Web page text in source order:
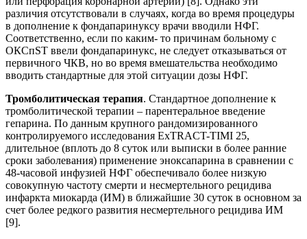
различия отсутствовали в случаях, когда во время процедуры
в дополнение к фондапаринуксу врачи вводили НФГ.
Соответственно, если по каким- то причинам больному c
ОКСпST ввели фондапаринукс, не следует отказываться от
первичного ЧКВ, но во время вмешательства необходимо
вводить стандартные для этой ситуации дозы НФГ.
Тромболитическая терапия. Стандартное дополнение к
тромболитической терапии – парентеральное введение
гепарина. По данным крупного рандомизированного
контролируемого исследования ExTRACT-TIMI 25,
длительное (вплоть до 8 суток или выписки в более ранние
сроки заболевания) применение эноксапарина в сравнении c
48-часовой инфузией НФГ обеспечивало более низкую
совокупную частоту смерти и несмертельного рецидива
инфаркта миокарда (ИМ) в ближайшие 30 суток в основном за
счет более редкого развития несмертельного рецидива ИМ
[9].